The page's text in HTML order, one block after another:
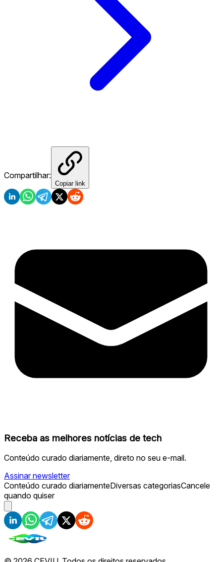
Compartilhar:
Copiar link
Receba as melhores notícias de tech
Conteúdo curado diariamente, direto no seu e-mail.
Assinar newsletter
Conteúdo curado diariamenteDiversas categoriasCancele
quando quiser